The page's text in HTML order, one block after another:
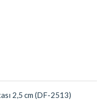
2,5 cm (DF-2513)